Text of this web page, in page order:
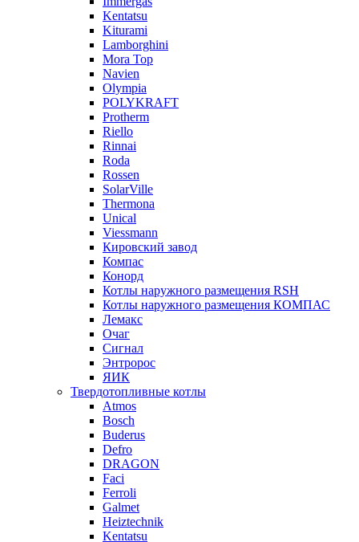
Kentatsu
Kiturami
Lamborghini
Mora Top
Navien
Olympia
POLYKRAFT
Protherm
Riello
Rinnai
Roda
Rossen
SolarVille
Thermona
Unical
Viessmann
Кировский завод
Компас
Конорд
Котлы наружного размещения RSH
Котлы наружного размещения КОМПАС
Лемакс
Очаг
Сигнал
Энтророс
ЯИК
Твердотопливные котлы
Atmos
Bosch
Buderus
Defro
DRAGON
Faci
Ferroli
Galmet
Heiztechnik
Kentatsu